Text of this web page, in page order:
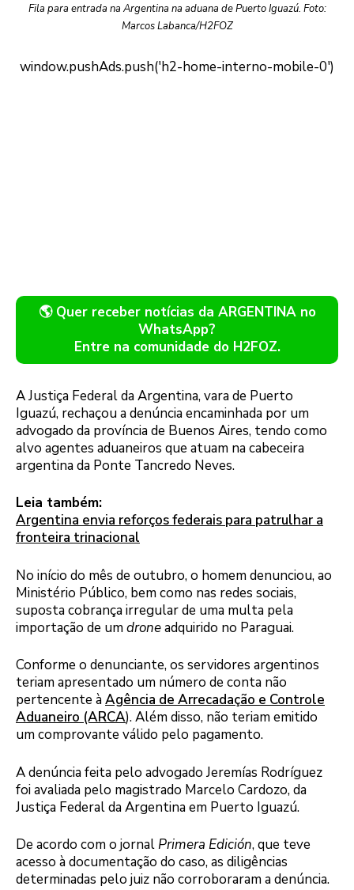
Fila para entrada na Argentina na aduana de Puerto Iguazú. Foto:
Marcos Labanca/H2FOZ
🌎 Quer receber notícias da ARGENTINA no
WhatsApp?
Entre na comunidade do H2FOZ.
A Justiça Federal da Argentina, vara de Puerto
Iguazú, rechaçou a denúncia encaminhada por um
advogado da província de Buenos Aires, tendo como
alvo agentes aduaneiros que atuam na cabeceira
argentina da Ponte Tancredo Neves.
Leia também:
Argentina envia reforços federais para patrulhar a
fronteira trinacional
No início do mês de outubro, o homem denunciou, ao
Ministério Público, bem como nas redes sociais,
suposta cobrança irregular de uma multa pela
importação de umdroneadquirido no Paraguai.
Conforme o denunciante, os servidores argentinos
teriam apresentado um número de conta não
pertencente àAgência de Arrecadação e Controle
Aduaneiro (ARCA). Além disso, não teriam emitido
um comprovante válido pelo pagamento.
A denúncia feita pelo advogado Jeremías Rodríguez
foi avaliada pelo magistrado Marcelo Cardozo, da
Justiça Federal da Argentina em Puerto Iguazú.
De acordo com o jornalPrimera Edición, que teve
acesso à documentação do caso, as diligências
determinadas pelo juiz não corroboraram a denúncia.